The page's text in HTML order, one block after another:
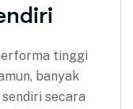
tinggi
banyak
secara